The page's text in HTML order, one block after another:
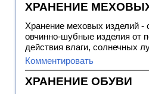
ХРАНЕНИЕ
Хранение меховых изделий
овчинно-шубные изделия от
действия влаги, солнечных
Комментировать
ХРАНЕНИЕ ОБУВИ